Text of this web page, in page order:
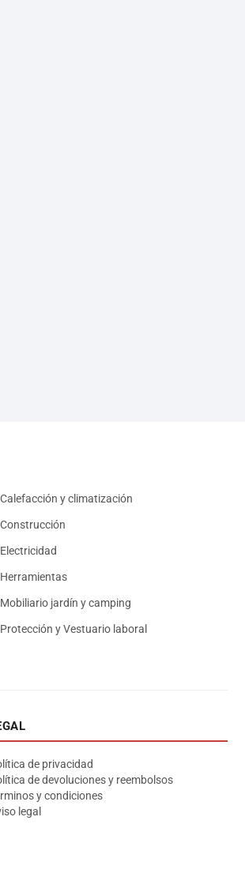
Calefacción y climatización
Construcción
Electricidad
Herramientas
Mobiliario jardín y camping
Protección y Vestuario laboral
de privacidad
de devoluciones y reembolsos
y condiciones
legal
en segundos
WhatsApp